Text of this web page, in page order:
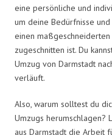
eine persönliche und
um deine Bedürfnisse
einen
zugeschnitten ist. Du
Umzug von Darmstadt
verläuft.
Also, warum solltest du
Umzugs herumschlagen?
aus Darmstadt die Arbeit